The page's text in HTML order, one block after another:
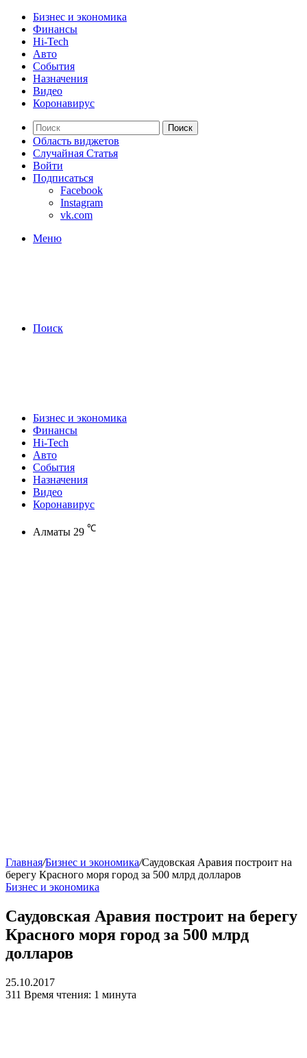
Бизнес и экономика
Финансы
Hi-Tech
Авто
События
Назначения
Видео
Коронавирус
Поиск
Область виджетов
Случайная Статья
Войти
Подписаться
Facebook
Instagram
vk.com
Меню
Поиск
Бизнес и экономика
Финансы
Hi-Tech
Авто
События
Назначения
Видео
Коронавирус
Алматы 29 ℃
Главная/Бизнес и экономика/Саудовская Аравия построит на
берегу Красного моря город за 500 млрд долларов
Бизнес и экономика
Саудовская Аравия построит на берегу
Красного моря город за 500 млрд
долларов
25.10.2017
311 Время чтения: 1 минута